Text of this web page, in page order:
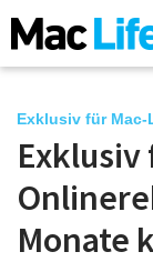
News
iPhone
Exklusiv für
Exklusiv
Monate